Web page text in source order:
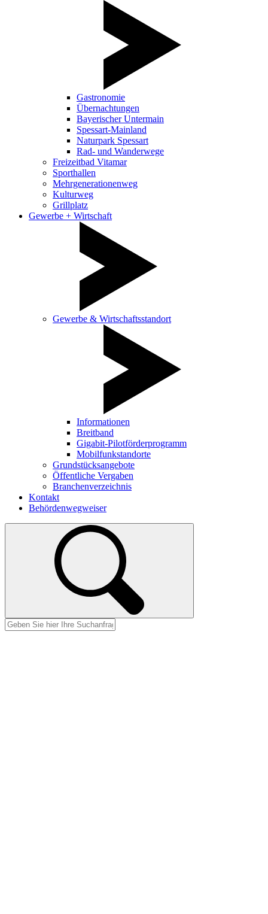
Gastronomie
Übernachtungen
Bayerischer Untermain
Spessart-Mainland
Naturpark Spessart
Rad- und Wanderwege
Freizeitbad Vitamar
Sporthallen
Mehrgenerationenweg
Kulturweg
Grillplatz
Gewerbe + Wirtschaft
Gewerbe & Wirtschaftsstandort
Informationen
Breitband
Gigabit-Pilotförderprogramm
Mobilfunkstandorte
Grundstücksangebote
Öffentliche Vergaben
Branchenverzeichnis
Kontakt
Behördenwegweiser